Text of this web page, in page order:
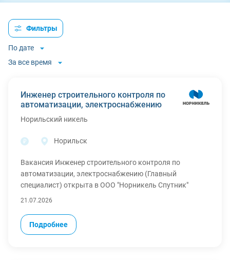
Фильтры
По дате
За все время
Инженер строительного контроля по
автоматизации, электроснабжению
Норильский никель
Норильск
Вакансия Инженер строительного контроля по
автоматизации, электроснабжению (Главный
специалист) открыта в ООО "Норникель Спутник"
(аккредитованная ИТ компания, дочернее общество
Вакансия предполагает релокацию в г. Норильск.
Обязанности:
Подробнее
21.07.2026